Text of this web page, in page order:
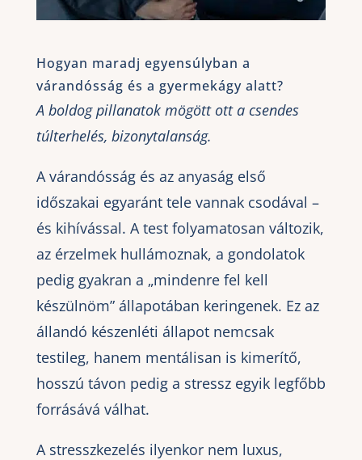
Hogyan maradj egyensúlyban a
várandósság és a gyermekágy alatt?
A boldog pillanatok mögött ott a csendes
túlterhelés, bizonytalanság.
A várandósság és az anyaság első
időszakai egyaránt tele vannak csodával –
és kihívással. A test folyamatosan változik,
az érzelmek hullámoznak, a gondolatok
pedig gyakran a „mindenre fel kell
készülnöm” állapotában keringenek. Ez az
állandó készenléti állapot nemcsak
testileg, hanem mentálisan is kimerítő,
hosszú távon pedig a stressz egyik legfőbb
forrásává válhat.
A stresszkezelés ilyenkor nem luxus,